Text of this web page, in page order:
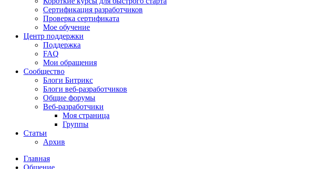
Сертификация разработчиков
Проверка сертификата
Мое обучение
Центр поддержки
Поддержка
FAQ
Мои обращения
Сообщество
Блоги Битрикс
Блоги веб-разработчиков
Общие форумы
Веб-разработчики
Моя страница
Группы
Статьи
Архив
Главная
Общение